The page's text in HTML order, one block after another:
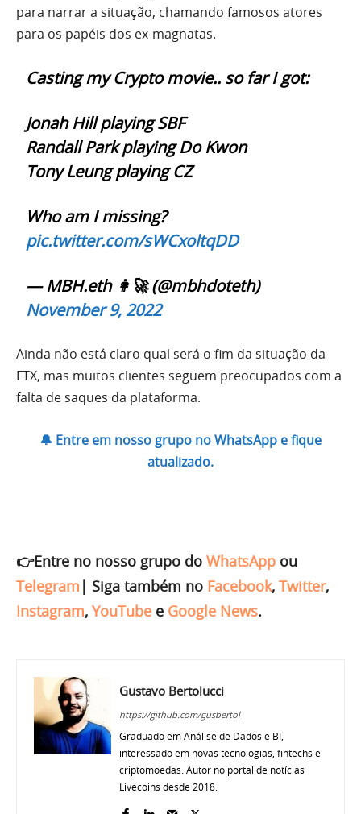
para narrar a situação, chamando famosos atores
para os papéis dos ex-magnatas.
Casting my Crypto movie.. so far I got:
Jonah Hill playing SBF
Randall Park playing Do Kwon
Tony Leung playing CZ
Who am I missing?
pic.twitter.com/sWCxoltqDD
— MBH.eth 👩‍🚀 (@mbhdoteth)
November 9, 2022
Ainda não está claro qual será o fim da situação da
FTX, mas muitos clientes seguem preocupados com a
falta de saques da plataforma.
🔔 Entre em nosso grupo no WhatsApp e fique
atualizado.
👉Entre no nosso grupo do WhatsApp ou
Telegram | Siga também no Facebook, Twitter,
Instagram, YouTube e Google News.
Gustavo Bertolucci
https://github.com/gusbertol
Graduado em Análise de Dados e BI,
interessado em novas tecnologias, fintechs e
criptomoedas. Autor no portal de notícias
Livecoins desde 2018.